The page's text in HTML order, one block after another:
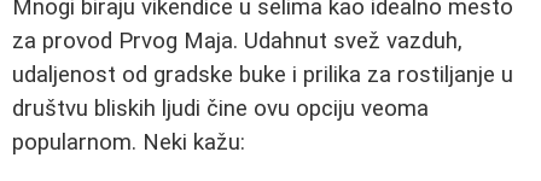
Mnogi biraju vikendice u selima kao idealno mesto
za provod Prvog Maja. Udahnut svež vazduh,
udaljenost od gradske buke i prilika za rostiljanje u
društvu bliskih ljudi čine ovu opciju veoma
popularnom. Neki kažu: